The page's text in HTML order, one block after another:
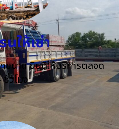
นให้เช่า
ขนาด ยินดีให้บริการตลอด
ชั่วโมง